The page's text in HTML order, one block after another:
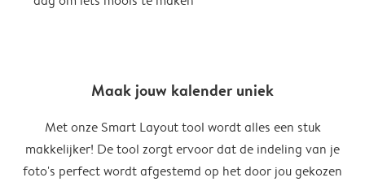
Maak jouw kalender uniek
Met onze Smart Layout tool wordt alles een stuk
makkelijker! De tool zorgt ervoor dat de indeling van je
foto's perfect wordt afgestemd op het door jou gekozen